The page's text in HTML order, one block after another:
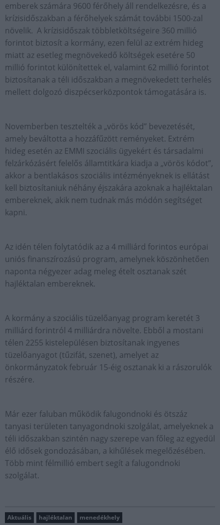
emberek számára 9600 férőhely áll rendelkezésre, és a
krízisidőszakban a férőhelyek számát további 1500-zal
növelik. A krízisidőszak többletköltségeire 360 millió
forintot biztosít a kormány, ezen felül az extrém hideg
miatt az esetleg megnövekedő költségek esetére 50
millió forintot különítettek el, valamint 62 millió forintot
biztosítanak a téli időszakban a megnövekedett terhelés
mellett dolgozó diszpécserközpontok támogatására is.
Novemberben tesztelték a „vörös kód” bevezetését,
amely beváltotta a hozzáfűzött reményeket. Extrém
hideg esetén az EMMI szociális ügyekért és társadalmi
felzárkózásért felelős államtitkára kiadja a „vörös kódot”,
akkor a bentlakásos szociális intézményeknek is ellátást
kell biztosítaniuk néhány éjszakára azoknak a hajléktalan
embereknek, akik nem tudnak más módón segítséget
kapni.
Az idén télen folytatódik az a 4 milliárd forintos európai
uniós finanszírozású program, amelynek köszönhetően
naponta négyezer adag meleg ételt osztanak szét
hajléktalan embereknek.
A kormány a szociális tüzelőanyag program keretét 3
milliárd forintról 4 milliárdra növelte. Ebből a mostani
télen 2255 kistelepülésen biztosítanak ingyenes
tüzelőanyagot (tűzifát, szenet), amelyet az
önkormányzatok február 15-éig osztanak ki a rászorulók
részére.
Már ezer faluban működik falugondnoki és ötszáz
tanyasi területen tanyagondnoki szolgálat, amelyeknek a
téli időszakban szintén nagy szerepe van főleg az egyedül
élő idősek gondozásában, a kihűlések megelőzésében.
Több mint félmillió embert segít a falugondnoki
szolgálat.
Aktuális hajléktalan menedékhely